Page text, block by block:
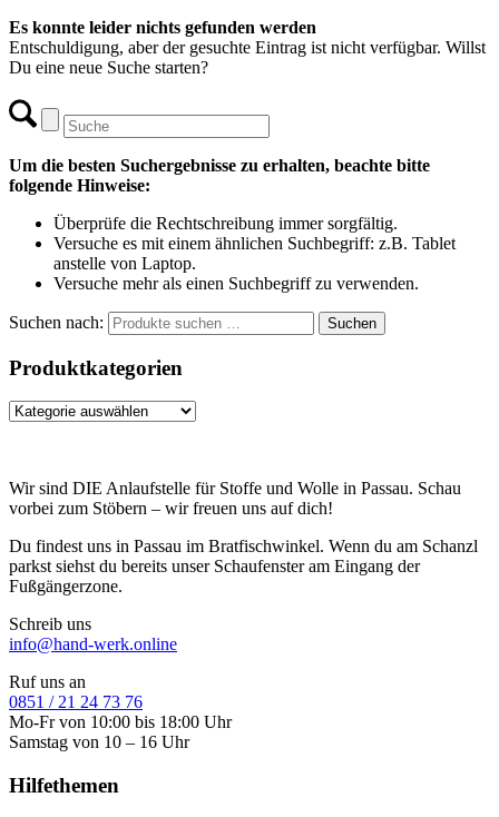
Es konnte leider nichts gefunden werden
Entschuldigung, aber der gesuchte Eintrag ist nicht verfügbar. Willst
Du eine neue Suche starten?
Um die besten Suchergebnisse zu erhalten, beachte bitte
folgende Hinweise:
Überprüfe die Rechtschreibung immer sorgfältig.
Versuche es mit einem ähnlichen Suchbegriff: z.B. Tablet
anstelle von Laptop.
Versuche mehr als einen Suchbegriff zu verwenden.
Suchen nach: Suchen
Produktkategorien
Wir sind DIE Anlaufstelle für Stoffe und Wolle in Passau. Schau
vorbei zum Stöbern – wir freuen uns auf dich!
Du findest uns in Passau im Bratfischwinkel. Wenn du am Schanzl
parkst siehst du bereits unser Schaufenster am Eingang der
Fußgängerzone.
Schreib uns
info@hand-werk.online
Ruf uns an
0851 / 21 24 73 76
Mo-Fr von 10:00 bis 18:00 Uhr
Samstag von 10 – 16 Uhr
Hilfethemen